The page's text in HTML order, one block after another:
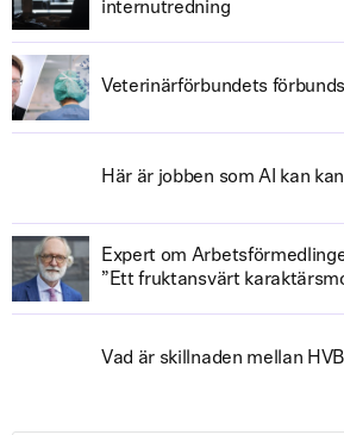
internutredning
Veterinärförbundets
Här är jobben som AI kan
Expert om
”Ett fruktansvärt
Vad är skillnaden mellan